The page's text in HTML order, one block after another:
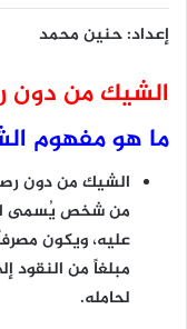
إعداد: حنين محمد
الشيك من دون
ما هو مفهوم
الشيك من دون
من شخص يُسمى
عليه، ويكون
مبلغاً من النقود
لحامله.